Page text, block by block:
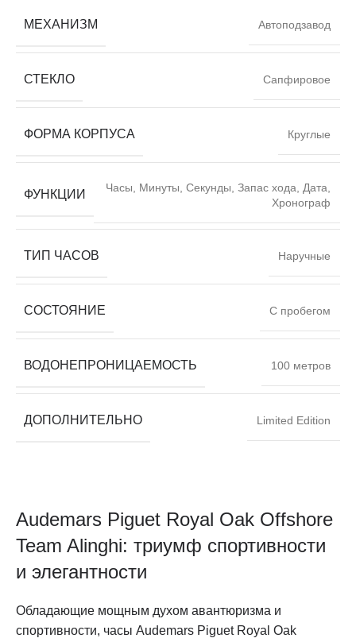
МЕХАНИЗМ Автоподзавод
СТЕКЛО Сапфировое
ФОРМА КОРПУСА Круглые
ФУНКЦИИ
Часы, Минуты, Секунды, Запас хода, Дата,
Хронограф
ТИП ЧАСОВ Наручные
СОСТОЯНИЕ С пробегом
ВОДОНЕПРОНИЦАЕМОСТЬ 100 метров
ДОПОЛНИТЕЛЬНО Limited Edition
Audemars Piguet Royal Oak Offshore
Team Alinghi: триумф спортивности
и элегантности
Обладающие мощным духом авантюризма и
спортивности, часы Audemars Piguet Royal Oak